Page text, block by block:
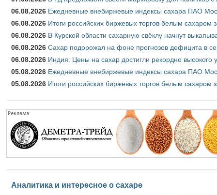
06.08.2026 Ежедневные внебиржевые индексы сахара ПАО
06.08.2026 Итоги российских биржевых торгов белым сахаром
06.08.2026 В Курской области сахарную свёклу начнут
06.08.2026 Сахар подорожал на фоне прогнозов дефицита в
06.08.2026 Индия: Цены на сахар достигли рекордно высокого
05.08.2026 Ежедневные внебиржевые индексы сахара ПАО
05.08.2026 Итоги российских биржевых торгов белым сахаром
Аналитика и интересное о сахаре